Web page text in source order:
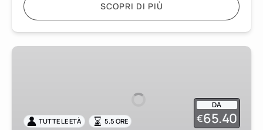
SCOPRI DI PIÙ
Escursione
piccoli
DA
€65.40
TUTTE LE ETÀ 5.5 ORE